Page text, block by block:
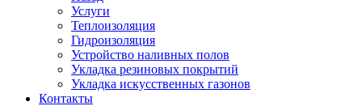
Услуги
Теплоизоляция
Гидроизоляция
Устройство наливных полов
Укладка резиновых покрытий
Укладка искусственных газонов
Контакты